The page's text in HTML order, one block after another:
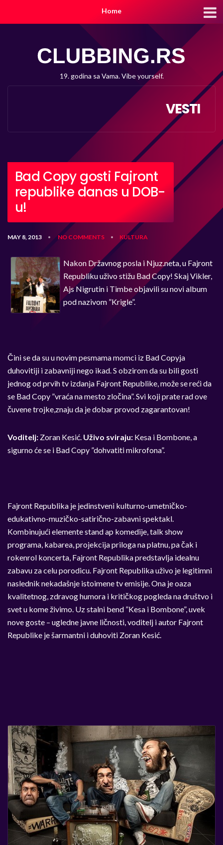
Home
19. godina sa Vama. Vibe yourself.
VESTI
Bad Copy gosti Fajront
republike danas u DOB-
u!
MAY 8, 2013 • NO COMMENTS • KULTURA
Nakon Državnog posla i Njuz.neta, u Fajront
Republiku uživo stižu Bad Copy! Skaj Vikler,
Ajs Nigrutin i Timbe objavili su novi album
pod nazivom ”Krigle”.
Čini se da su u novim pesmama momci iz Bad Copyja
duhovitiji i zabavniji nego ikad. S obzirom da su bili gosti
jednog od prvih tv izdanja Fajront Republike, može se reći da
se Bad Copy ”vraća na mesto zločina”. Svi koji prate rad ove
čuvene trojke,znaju da je dobar provod zagarantovan!
Voditelj: Zoran Kesić. Uživo sviraju: Kesa i Bombone, a
sigurno će se i Bad Copy ”dohvatiti mikrofona”.
Fajront Republika je jedinstveni kulturno-umetničko-
edukativno-muzičko-satirično-zabavni spektakl.
Kombinujući elemente stand ap komedije, talk show
programa, kabarea, projekcija priloga na platnu, pa čak i
rokenrol koncerta, Fajront Republika predstavlja idealnu
zabavu za celu porodicu. Fajront Republika uživo je legitimni
naslednik nekadašnje istoimene tv emisije. Ona je oaza
kvalitetnog, zdravog humora i kritičkog pogleda na društvo i
svet u kome živimo. Uz stalni bend ”Kesa i Bombone”, uvek
nove goste – ugledne javne ličnosti, voditelj i autor Fajront
Republike je šarmantni i duhoviti Zoran Kesić.